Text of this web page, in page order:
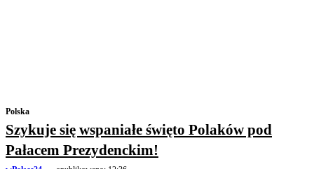
Polska
Szykuje się wspaniałe święto Polaków pod
Pałacem Prezydenckim!